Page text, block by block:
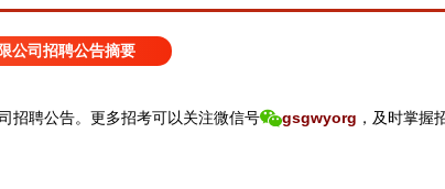
公司招聘公告摘要
招聘公告。 更多招考可以关注微信号 gsgwyorg ， 及时掌握